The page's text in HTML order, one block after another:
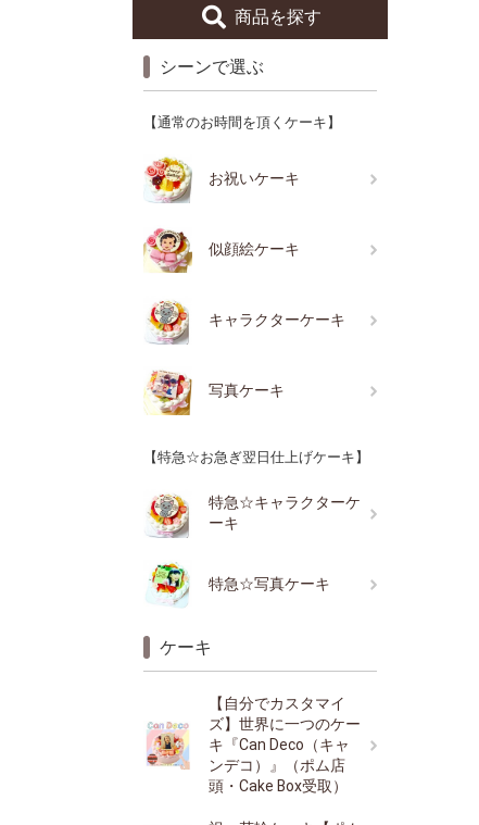
商品を探す
シーンで選ぶ
【通常のお時間を頂くケーキ】
お祝いケーキ
似顔絵ケーキ
キャラクターケーキ
写真ケーキ
【特急☆お急ぎ翌日仕上げケーキ】
特急☆キャラクターケ
ーキ
特急☆写真ケーキ
ケーキ
【自分でカスタマイ
ズ】世界に一つのケー
キ『Can Deco（キャ
ンデコ）』（ポム店
頭・Cake Box受取）